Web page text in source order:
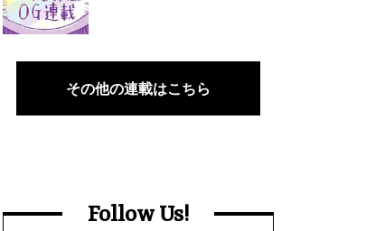
その他の連載はこちら
Follow Us!